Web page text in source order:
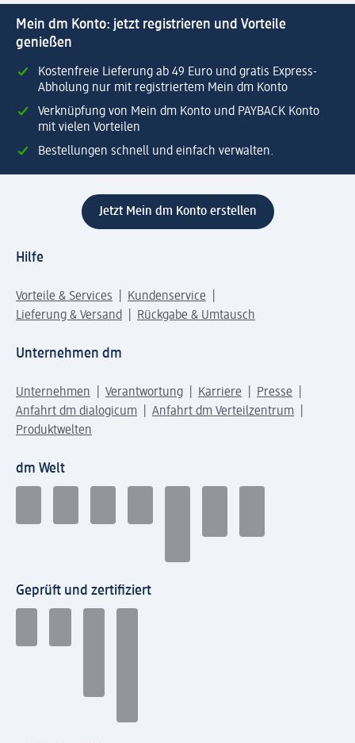
Mein dm Konto: jetzt registrieren und Vorteile
genießen
Kostenfreie Lieferung ab 49 Euro und gratis Express-
Abholung nur mit registriertem Mein dm Konto
Verknüpfung von Mein dm Konto und PAYBACK Konto
mit vielen Vorteilen
Bestellungen schnell und einfach verwalten.
Jetzt Mein dm Konto erstellen
Hilfe
Vorteile & Services
Kundenservice
Lieferung & Versand
Rückgabe & Umtausch
Unternehmen dm
Unternehmen Verantwortung Karriere
Presse
Anfahrt dm dialogicum
Anfahrt dm Verteilzentrum
Produktwelten
dm Welt
Geprüft und zertifiziert